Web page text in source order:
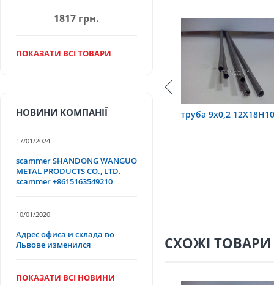
труба 9х0,2 12Х18Н10Т труба 75х1,5,
СХОЖІ ТОВАРИ
1817 грн.
ПОКАЗАТИ ВСІ ТОВАРИ
НОВИНИ КОМПАНІЇ
17/01/2024
scammer SHANDONG WANGUO
METAL PRODUCTS CO., LTD.
scammer +8615163549210
10/01/2020
Адрес офиса и склада во
Львове изменился
ПОКАЗАТИ ВСІ НОВИНИ